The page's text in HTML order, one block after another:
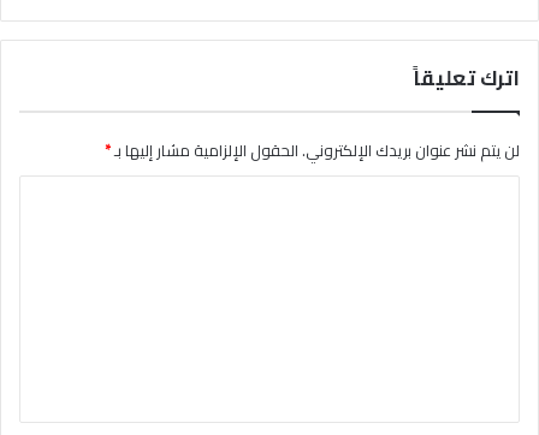
اترك تعليقاً
لن يتم نشر عنوان بريدك الإلكتروني.الحقول الإلزامية مشار إليها بـ*